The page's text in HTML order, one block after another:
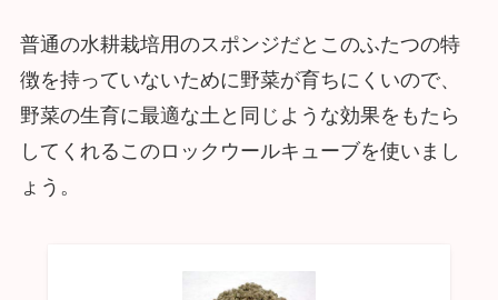
普通の水耕栽培用のスポンジだとこのふたつの特
徴を持っていないために野菜が育ちにくいので、
野菜の生育に最適な土と同じような効果をもたら
してくれるこのロックウールキューブを使いまし
ょう。